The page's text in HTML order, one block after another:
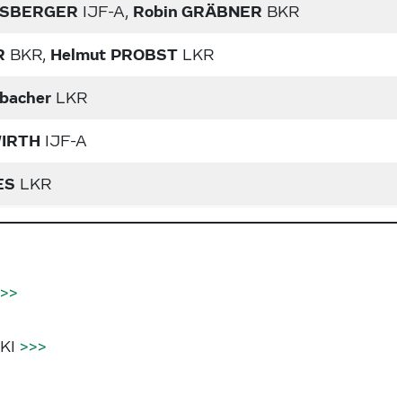
IJF-A, Robin GRÄBNER BKR
BKR, Helmut PROBSTLKR
LKR
IJF-A
LKR
>>>